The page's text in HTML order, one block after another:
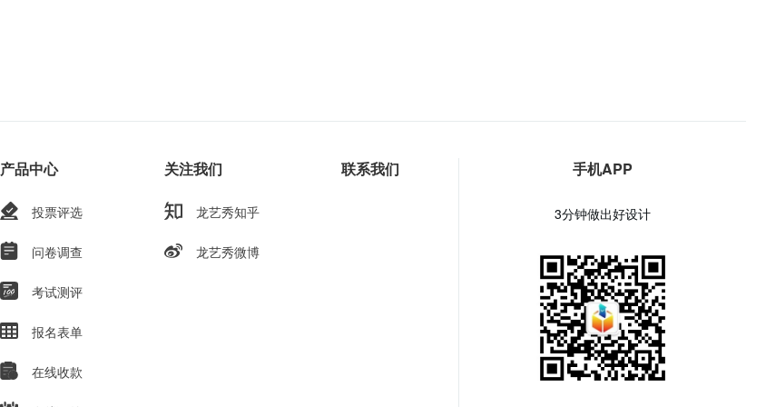
产品中心
投票评选
问卷调查
考试测评
报名表单
在线收款
关注我们
龙艺秀知乎
龙艺秀微博
联系我们 手机APP
3分钟做出好设计